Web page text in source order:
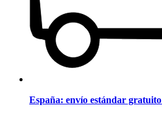
España: envío estándar gratuito